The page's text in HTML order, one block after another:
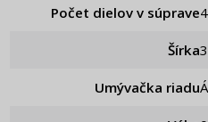
Počet dielov v súprave
Šírka
Umývačka riadu